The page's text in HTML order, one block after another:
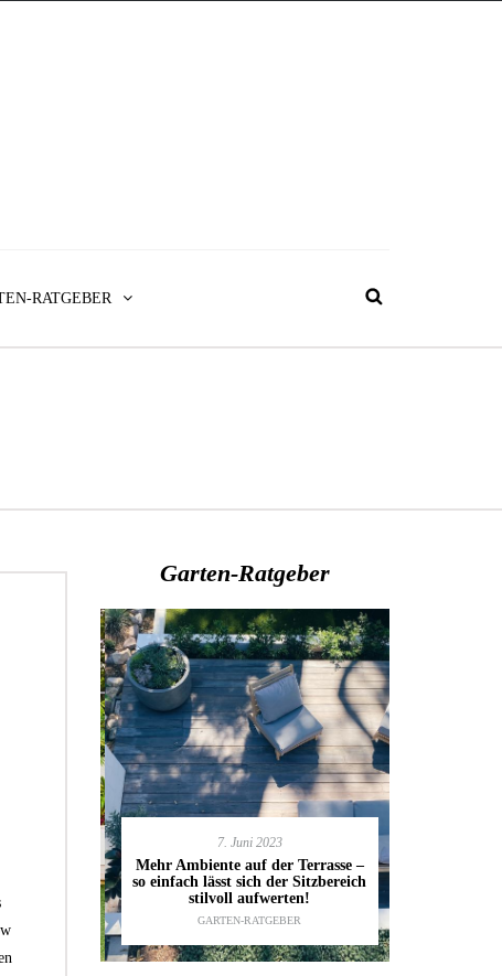
RATGEBER
Garten-Ratgeber
deinen
7. Juni 2023
Mehr Ambiente auf der Terrasse –
so einfach lässt sich der Sitzbereich
stilvoll aufwerten!
GARTEN-RATGEBER